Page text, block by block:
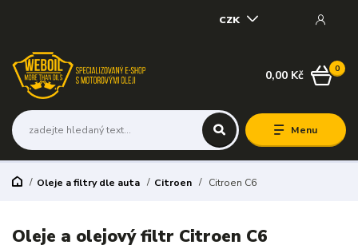
Menu
CZK
0
0,00 Kč
Oleje a filtry dle auta Citroen Citroen C6
Oleje a olejový filtr Citroen C6